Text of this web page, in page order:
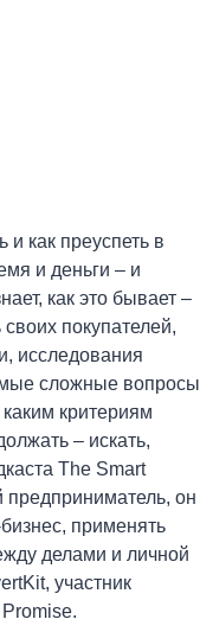
как преуспеть в
и деньги – и
как это бывает –
покупателей,
исследования
сложные вопросы
критериям
– искать,
The Smart
предприниматель, он
применять
делами и личной
участник